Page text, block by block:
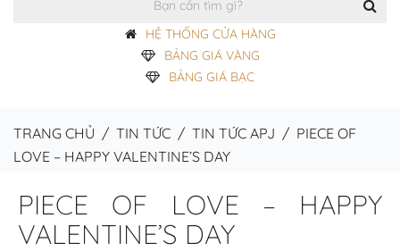
HỆ THỐNG CỬA HÀNG
BẢNG GIÁ VÀNG
BẢNG GIÁ BẠC
TRANG CHỦ / TIN TỨC / TIN TỨC APJ / PIECE OF
LOVE – HAPPY VALENTINE’S DAY
PIECE OF LOVE – HAPPY
VALENTINE’S DAY